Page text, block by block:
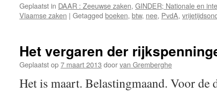
Geplaatst in DAAR : Zeeuwse zaken, GINDER; Nationale en
Vlaamse zaken | Getagged boeken, btw, nee, PvdA,
Het vergaren der
Geplaatst op7 maart 2013 doorvan Gremberghe
Het is maart. Belastingmaand. Voor de